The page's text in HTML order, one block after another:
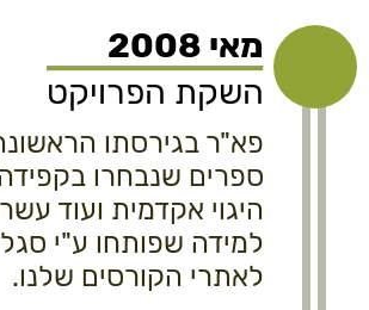
מאי 2008
השקת הפרויקט
ספרים שנבחרו
היגוי אקדמית ועוד
למידה שפותחו ע"י
לאתרי הקורסים שלנו.